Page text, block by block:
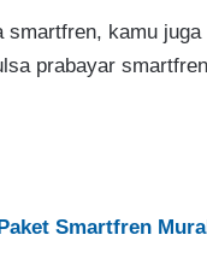
smartfren, kamu juga
prabayar
Smartfren